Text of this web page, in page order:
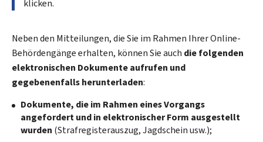
klicken.
Neben den Mitteilungen, die Sie im Rahmen Ihrer Online-
Behördengänge erhalten, können Sie auch die folgenden
elektronischen Dokumente aufrufen und
gegebenenfalls herunterladen:
Dokumente, die im Rahmen eines Vorgangs
angefordert und in elektronischer Form ausgestellt
wurden (Strafregisterauszug, Jagdschein usw.);